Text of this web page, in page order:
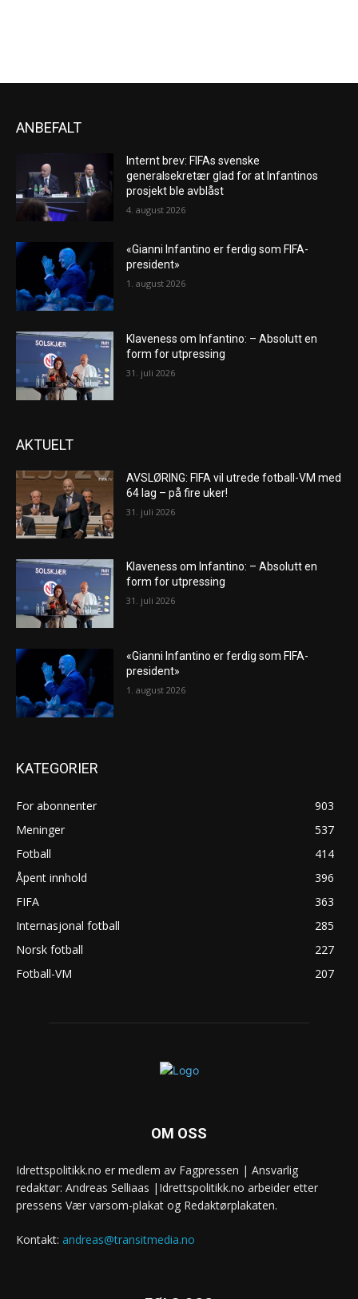
ANBEFALT
Internt brev: FIFAs svenske
generalsekretær glad for at Infantinos
prosjekt ble avblåst
4. august 2026
«Gianni Infantino er ferdig som FIFA-
president»
1. august 2026
Klaveness om Infantino: – Absolutt en
form for utpressing
31. juli 2026
AKTUELT
AVSLØRING: FIFA vil utrede fotball-VM med
64 lag – på fire uker!
31. juli 2026
Klaveness om Infantino: – Absolutt en
form for utpressing
31. juli 2026
«Gianni Infantino er ferdig som FIFA-
president»
1. august 2026
KATEGORIER
For abonnenter
903
Meninger
537
Fotball
414
Åpent innhold
396
FIFA
363
Internasjonal fotball
285
Norsk fotball
227
Fotball-VM
207
OM OSS
Idrettspolitikk.no er medlem av Fagpressen | Ansvarlig
redaktør: Andreas Selliaas |Idrettspolitikk.no arbeider etter
pressens Vær varsom-plakat og Redaktørplakaten.
Kontakt: andreas@transitmedia.no